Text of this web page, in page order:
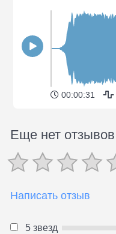
00:00:31
Еще нет отзывов
Написать отзыв
5 звезд